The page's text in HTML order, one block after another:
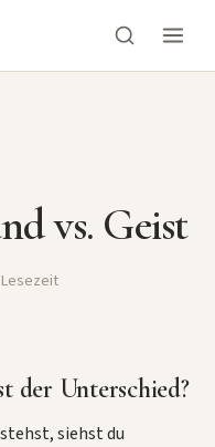
vs. Geist
Lesezeit
der Unterschied?
siehst du